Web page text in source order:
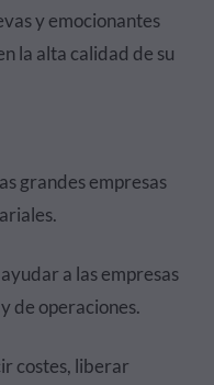
y emocionantes
la alta calidad de su
grandes empresas
a las empresas
de operaciones.
costes, liberar